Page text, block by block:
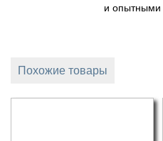
и опытными
Похожие товары